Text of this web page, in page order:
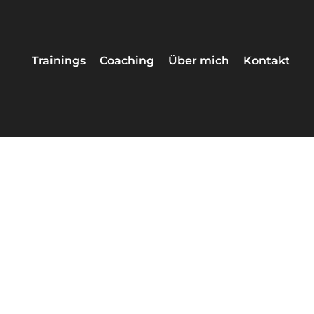
Trainings Coaching Über mich Kontakt